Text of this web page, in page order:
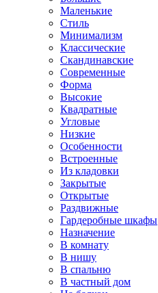
Маленькие
Стиль
Минимализм
Классические
Скандинавские
Современные
Форма
Высокие
Квадратные
Угловые
Низкие
Особенности
Встроенные
Из кладовки
Закрытые
Открытые
Раздвижные
Гардеробные шкафы
Назначение
В комнату
В нишу
В спальню
В частный дом